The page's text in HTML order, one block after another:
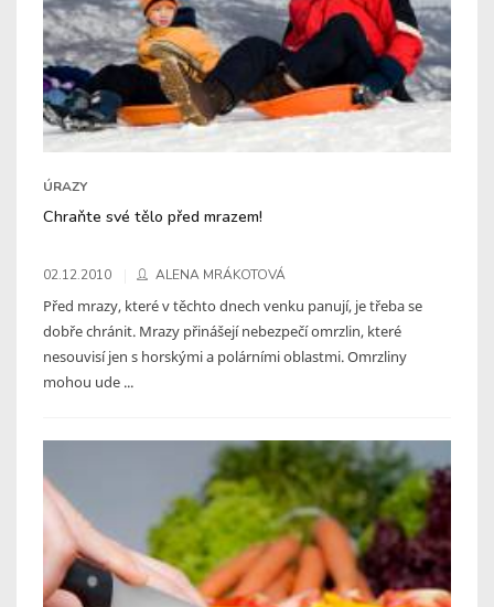
ÚRAZY
Chraňte své tělo před mrazem!
02.12.2010 ALENA MRÁKOTOVÁ
Před mrazy, které v těchto dnech venku panují, je třeba se
dobře chránit. Mrazy přinášejí nebezpečí omrzlin, které
nesouvisí jen s horskými a polárními oblastmi. Omrzliny
mohou ude ...